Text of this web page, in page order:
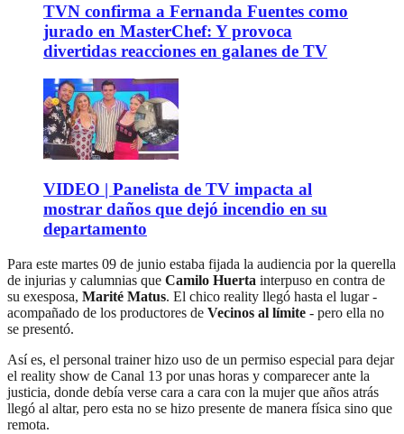
TVN confirma a Fernanda Fuentes como
jurado en MasterChef: Y provoca
divertidas reacciones en galanes de TV
VIDEO | Panelista de TV impacta al
mostrar daños que dejó incendio en su
departamento
Para este martes 09 de junio estaba fijada la audiencia por la querella
de injurias y calumnias que Camilo Huerta interpuso en contra de
su exesposa, Marité Matus. El chico reality llegó hasta el lugar -
acompañado de los productores de Vecinos al límite - pero ella no
se presentó.
Así es, el personal trainer hizo uso de un permiso especial para dejar
el reality show de Canal 13 por unas horas y comparecer ante la
justicia, donde debía verse cara a cara con la mujer que años atrás
llegó al altar, pero esta no se hizo presente de manera física sino que
remota.